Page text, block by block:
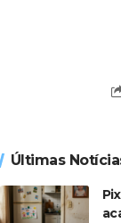
Últimas